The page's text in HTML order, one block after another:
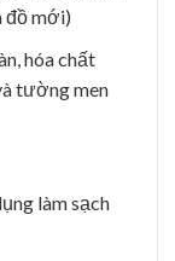
đồ mới)
hóa chất
tường men
làm sạch